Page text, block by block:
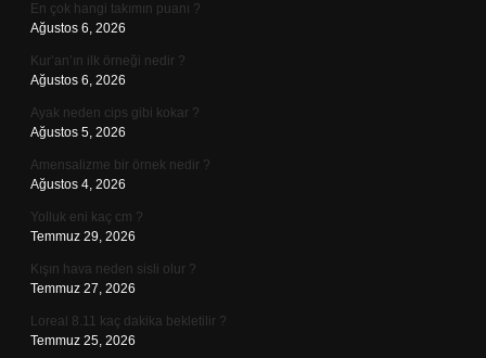
En çok hangi takımın puanı ?
Ağustos 6, 2026
Kur’an’ın ilk örneği nedir ?
Ağustos 6, 2026
Ayak neden cips gibi kokar ?
Ağustos 5, 2026
Amensalizme bir örnek nedir ?
Ağustos 4, 2026
Yolluk eni kaç cm ?
Temmuz 29, 2026
Kışın hava neden sisli olur ?
Temmuz 27, 2026
Loreal 8.11 kaç dakika bekletilir ?
Temmuz 25, 2026